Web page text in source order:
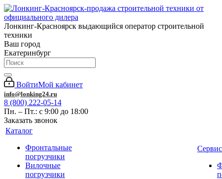
Лонкинг-Красноярск выдающийся оператор строительной
техники
Ваш город
Екатеринбург
ВойтиМой кабинет
info@lonking24.ru
8 (800) 222-05-14
Пн. – Пт.: с 9:00 до 18:00
Заказать звонок
Каталог
Фронтальные
погрузчики
Вилочные
погрузчики